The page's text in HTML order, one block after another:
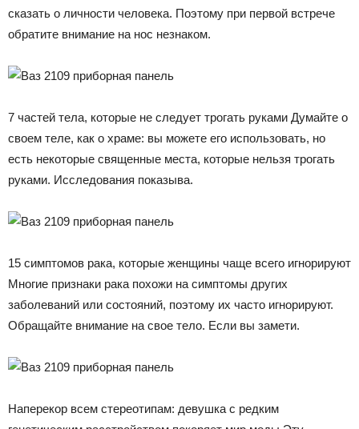
сказать о личности человека. Поэтому при первой встрече
обратите внимание на нос незнаком.
7 частей тела, которые не следует трогать руками Думайте о
своем теле, как о храме: вы можете его использовать, но
есть некоторые священные места, которые нельзя трогать
руками. Исследования показыва.
15 симптомов рака, которые женщины чаще всего игнорируют
Многие признаки рака похожи на симптомы других
заболеваний или состояний, поэтому их часто игнорируют.
Обращайте внимание на свое тело. Если вы замети.
Наперекор всем стереотипам: девушка с редким